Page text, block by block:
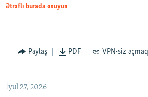
Ətraflı burada oxuyun
Paylaş PDF VPN-siz açmaq
İyul 27, 2026